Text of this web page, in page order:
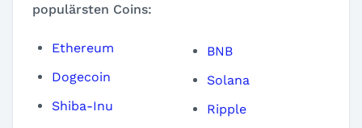
populärsten Coins:
Ethereum
Dogecoin
Shiba-Inu
BNB
Solana
Ripple